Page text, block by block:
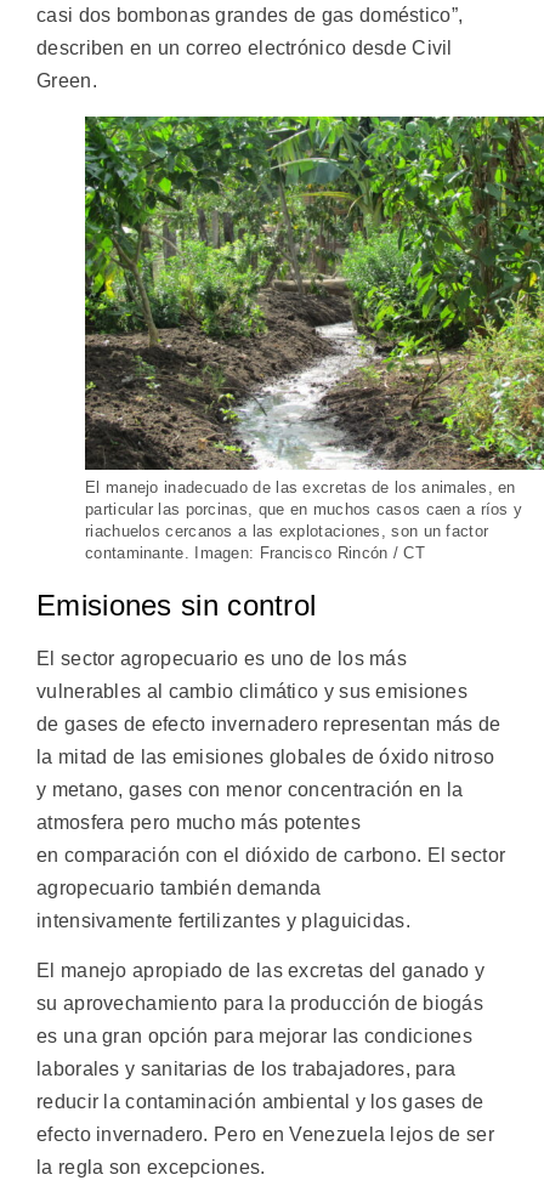
casi dos bombonas grandes de gas doméstico”,
describen en un correo electrónico desde Civil
Green.
El manejo inadecuado de las excretas de los animales, en
particular las porcinas, que en muchos casos caen a ríos y
riachuelos cercanos a las explotaciones, son un factor
contaminante. Imagen: Francisco Rincón / CT
Emisiones sin control
El sector agropecuario es uno de los más
vulnerables al cambio climático y sus emisiones
de gases de efecto invernadero representan más de
la mitad de las emisiones globales de óxido nitroso
y metano, gases con menor concentración en la
atmosfera pero mucho más potentes
en comparación con el dióxido de carbono. El sector
agropecuario también demanda
intensivamente fertilizantes y plaguicidas.
El manejo apropiado de las excretas del ganado y
su aprovechamiento para la producción de biogás
es una gran opción para mejorar las condiciones
laborales y sanitarias de los trabajadores, para
reducir la contaminación ambiental y los gases de
efecto invernadero. Pero en Venezuela lejos de ser
la regla son excepciones.